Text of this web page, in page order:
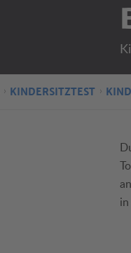
KINDERSITZTEST